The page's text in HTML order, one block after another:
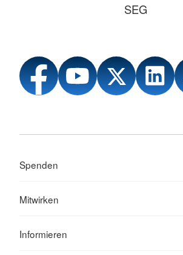
SEG
Spenden
Mitwirken
Informieren